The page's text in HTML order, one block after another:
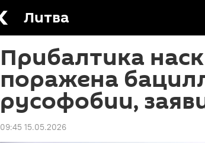
Литва
Прибалтика
поражена
русофобии,
09:45 15.05.2026